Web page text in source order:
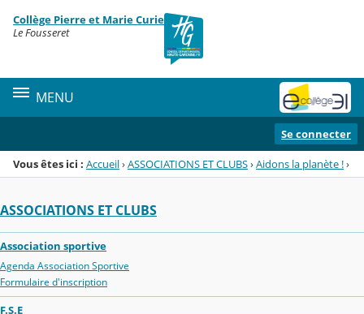
Menu de la rubrique
Contenu
Collège Pierre et Marie Curie
Le Fousseret
MENU
Se connecter
Vous êtes ici : Accueil›ASSOCIATIONS ET CLUBS›Aidons la planète !›
ASSOCIATIONS ET CLUBS
Association sportive
Agenda Association Sportive
Formulaire d'inscription
F.S.E